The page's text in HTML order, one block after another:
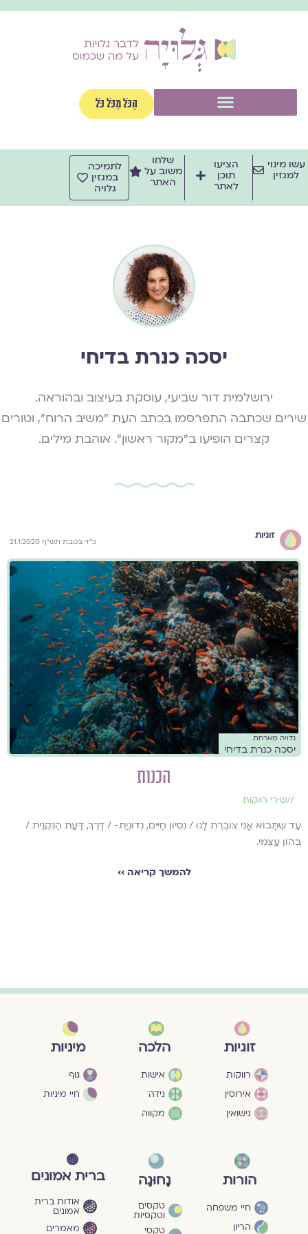
לתוכן
הַכֹּל מִכֹּל כֹּל
עשו מינוי
למגזין
הציעו
תוכן
לאתר
שלחו
משוב על
האתר
לתמיכה
במגזין
גלויה
יסכה כנרת בדיחי
ירושלמית דור שביעי, עוסקת בעיצוב ובהוראה.
שירים שכתבה התפרסמו בכתב העת "משיב הרוח", וטורים
קצרים הופיעו ב"מקור ראשון". אוהבת מילים.
זוגיות
כ"ד בטבת תש"ף 21.1.2020
גלויה מארחת
יסכה כנרת בדיחי
הכנות
//שירי רווקות
עַד שֶׁתָּבוֹא אֲנִי צוֹבֶרֶת לָנוּ / נִסְיוֹן חַיִּים, נְדוּנְיַת- / דֶּרֶךְ, דַּעַת הַנִּקְנֵית /
בְּהוֹן עַצְמִי.
להמשך קריאה ››
זוגיות
רווקות
אירוסין
נישואין
הלכה
אישות
נידה
מקווה
מיניות
גוף
חיי מיניות
הורות
חיי משפחה
הריון
נָחוּגָה
טקסים
וטקסיות
טקסי
ברית אמונים
אודות ברית
אמונים
מאמרים